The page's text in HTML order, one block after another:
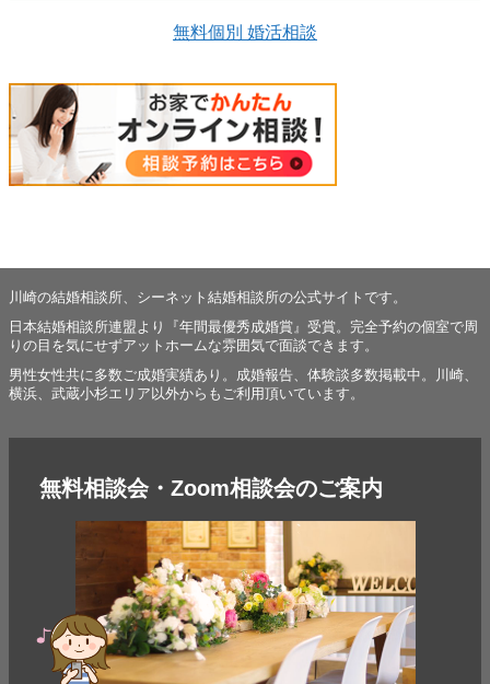
無料個別 婚活相談
川崎の結婚相談所、シーネット結婚相談所の公式サイトです。
日本結婚相談所連盟より『年間最優秀成婚賞』受賞。完全予約の個室で周
りの目を気にせずアットホームな雰囲気で面談できます。
男性女性共に多数ご成婚実績あり。成婚報告、体験談多数掲載中。川崎、
横浜、武蔵小杉エリア以外からもご利用頂いています。
無料相談会・Zoom相談会のご案内